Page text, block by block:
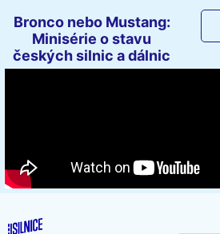
Bronco nebo Mustang:
Minisérie o stavu
českých silnic a dálnic